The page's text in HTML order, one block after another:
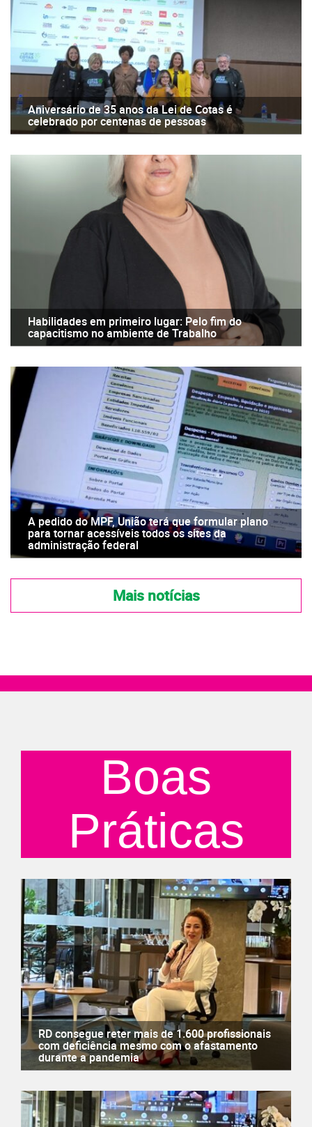
Aniversário de 35 anos da Lei de Cotas é
celebrado por centenas de pessoas
Habilidades em primeiro lugar: Pelo fim do
capacitismo no ambiente de Trabalho
A pedido do MPF, União terá que formular plano
para tornar acessíveis todos os sites da
administração federal
Mais notícias
Boas
Práticas
RD consegue reter mais de 1.600 profissionais
com deficiência mesmo com o afastamento
durante a pandemia